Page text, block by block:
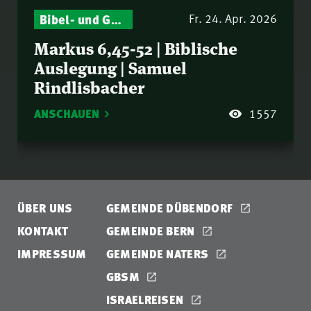
Bibel- und Gebetsstunde – Jeden Donnerstag neu: Vers-für-Vers-Auslegungen Fr. 24. Apr. 2026
Markus 6,45-52 | Biblische
Auslegung | Samuel
Rindlisbacher
ANSCHAUEN 1557
ÜBER UNS
KONTAKT
IMPRESSUM
GEMEINDE DÜBENDORF
GEMEINDE BERN
GEMEINDE NATERS
GBSM
ISRAELREISEN